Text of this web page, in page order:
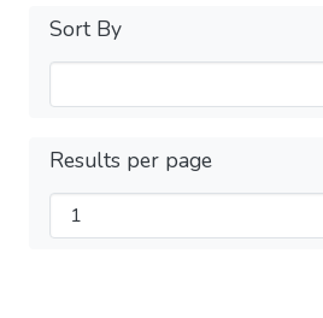
Sort By
Results per page